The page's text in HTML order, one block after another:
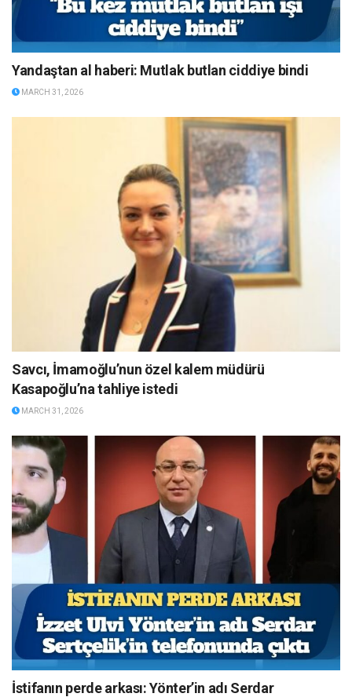
Yandaştan al haberi: Mutlak butlan ciddiye bindi
MARCH 31, 2026
Savcı, İmamoğlu’nun özel kalem müdürü
Kasapoğlu’na tahliye istedi
MARCH 31, 2026
İstifanın perde arkası: Yönter’in adı Serdar